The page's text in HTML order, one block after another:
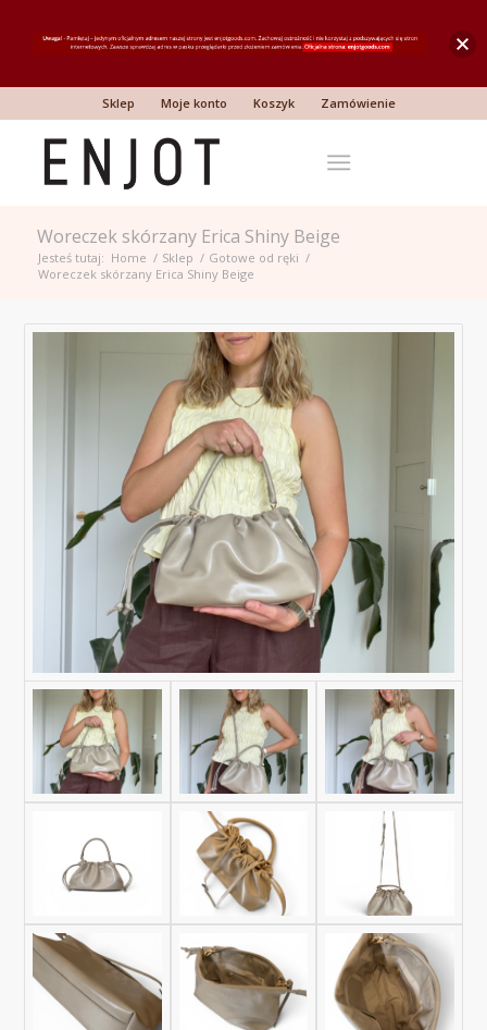
Sklep Moje konto Koszyk Zamówienie
Woreczek skórzany Erica Shiny Beige
Jesteś tutaj: Home / Sklep / Gotowe od ręki /
Woreczek skórzany Erica Shiny Beige